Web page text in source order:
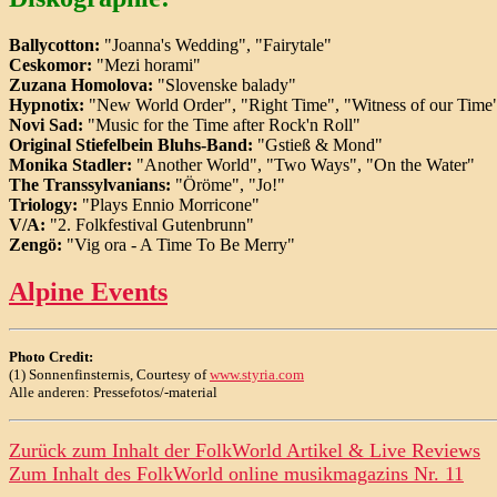
Ballycotton: "Joanna's Wedding", "Fairytale"
Ceskomor: "Mezi horami"
Zuzana Homolova: "Slovenske balady"
Hypnotix: "New World Order", "Right Time", "Witness of our
Novi Sad: "Music for the Time after Rock'n Roll"
Original Stiefelbein Bluhs-Band: "Gstieß & Mond"
Monika Stadler: "Another World", "Two Ways", "On the Water"
The Transsylvanians: "Öröme", "Jo!"
Triology: "Plays Ennio Morricone"
V/A: "2. Folkfestival Gutenbrunn"
Zengö: "Vig ora - A Time To Be Merry"
Alpine Events
Photo Credit:
(1) Sonnenfinsternis, Courtesy ofwww.styria.com
Alle anderen: Pressefotos/-material
Zurück zum Inhalt der FolkWorld Artikel & Live Reviews
Zum Inhalt des FolkWorld online musikmagazins Nr. 11